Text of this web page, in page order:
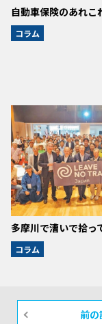
自動車保険のあれこ
コラム
多摩川で漕いで拾っ
コラム
前